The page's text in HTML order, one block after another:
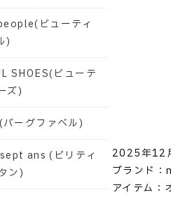
2025年12
ブランド
アイテム：
ビューティ
)
SHOES(ビューテ
ズ)
ーグファベル)
ans (ビリティ
ン)